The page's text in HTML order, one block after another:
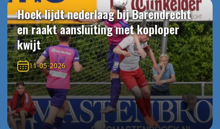
Hoek lijdt nederlaag bij Barendrecht
en raakt aansluiting met koploper
kwijt
11-05-2026